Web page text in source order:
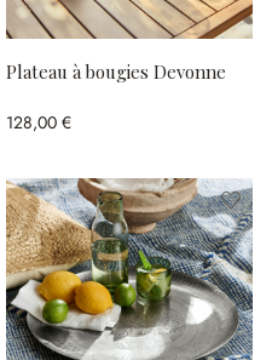
Plateau à bougies Devonne
128,00 €